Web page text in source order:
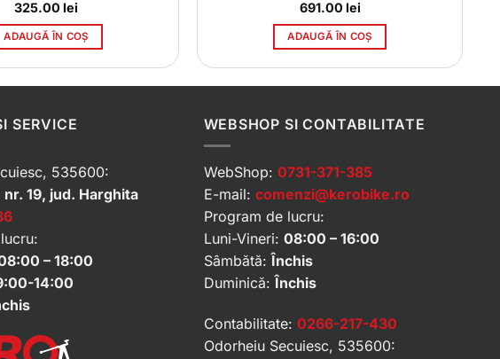
325.00 lei
ADAUGĂ ÎN COȘ
691.00 lei
ADAUGĂ ÎN COȘ
SERVICE
535600:
19, jud. Harghita
– 18:00
14:00
WEBSHOP SI CONTABILITATE
WebShop: 0731-371-385
E-mail: comenzi@kerobike.ro
Program de lucru:
Luni-Vineri: 08:00 – 16:00
Sâmbătă: Închis
Duminică: Închis
Contabilitate: 0266-217-430
Odorheiu Secuiesc, 535600: